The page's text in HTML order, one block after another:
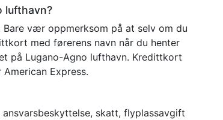
lufthavn?
vær oppmerksom på at selv om du
med førerens navn når du henter
på Lugano-Agno lufthavn. Kredittkort
Express.
skatt, flyplassavgift